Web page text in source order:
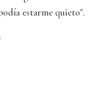
estarme quieto".